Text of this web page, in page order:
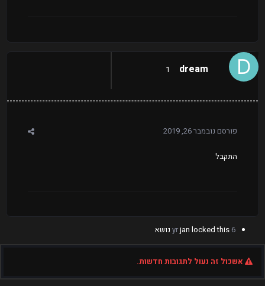
dream
1
פורסם נובמבר 26, 2019
התקבל
6 yr
jan locked this נושא
אשכול זה נעול לתגובות חדשות.